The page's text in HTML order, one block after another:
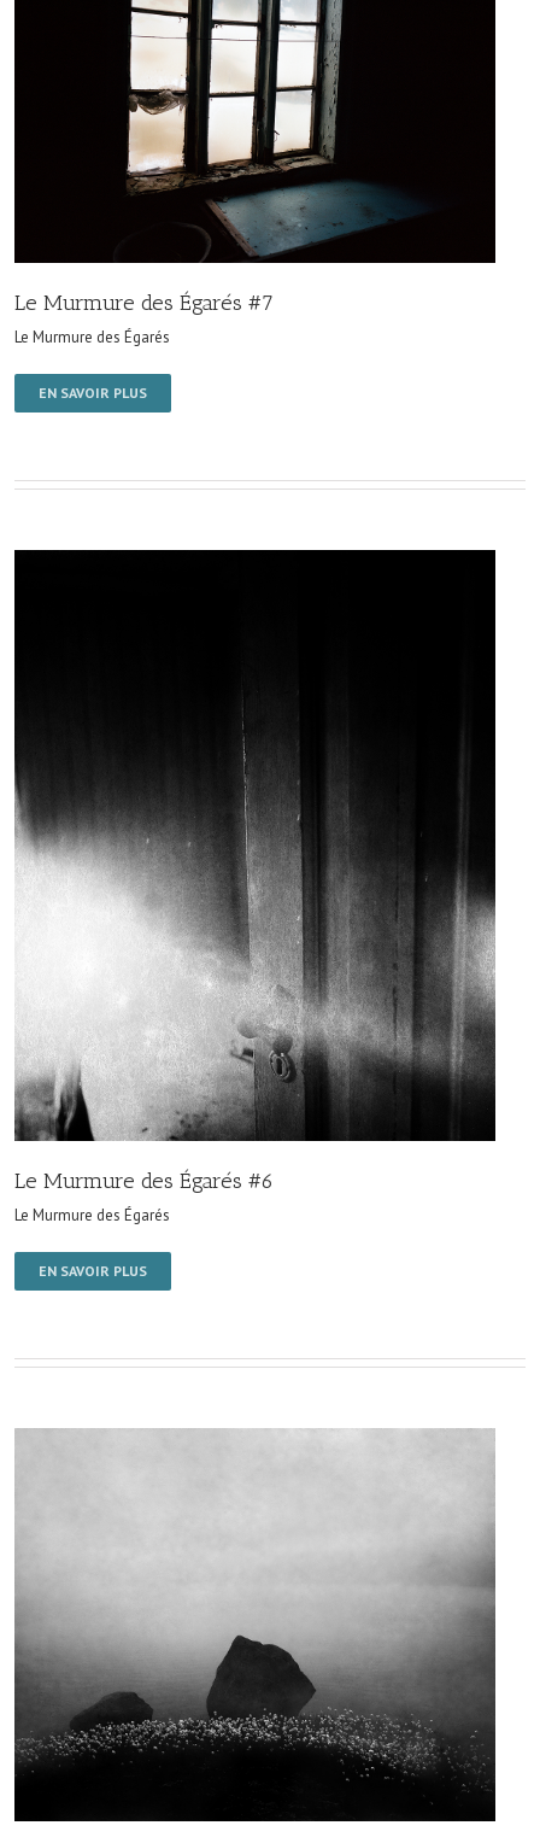
Le Murmure des Égarés #7
Le Murmure des Égarés
EN SAVOIR PLUS
Le Murmure des Égarés #6
Le Murmure des Égarés
EN SAVOIR PLUS